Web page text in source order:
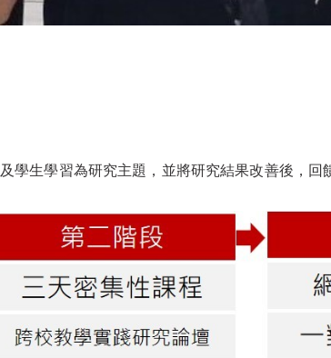
生學習為研究主題，並將研究結果改善後，回